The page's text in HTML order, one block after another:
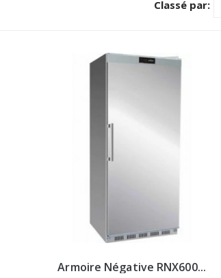
Classé par:
Armoire Négative RNX600...